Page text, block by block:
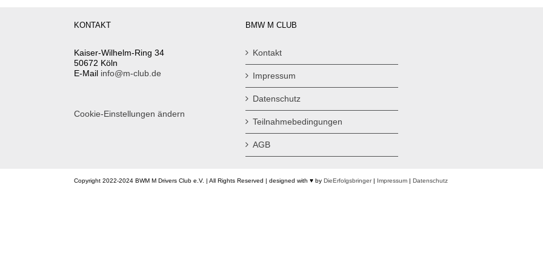
KONTAKT
Kaiser-Wilhelm-Ring 34
50672 Köln
E-Mail info@m-club.de
Cookie-Einstellungen ändern
BMW M CLUB
Kontakt
Impressum
Datenschutz
Teilnahmebedingungen
AGB
Copyright 2022-2024 BWM M Drivers Club e.V. | All Rights Reserved | designed with ♥ by DieErfolgsbringer| Impressum | Datenschutz